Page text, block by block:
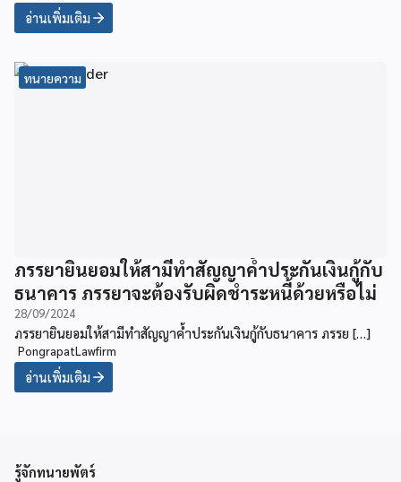
อ่านเพิ่มเติม
ทนายความ
ภรรยายินยอมให้สามีทำสัญญาค้ำประกันเงินกู้กับ
ธนาคาร ภรรยาจะต้องรับผิดชำระหนี้ด้วยหรือไม่
28/09/2024
ภรรยายินยอมให้สามีทำสัญญาค้ำประกันเงินกู้กับธนาคาร ภรรย […]
PongrapatLawfirm
อ่านเพิ่มเติม
รู้จักทนายพัตร์